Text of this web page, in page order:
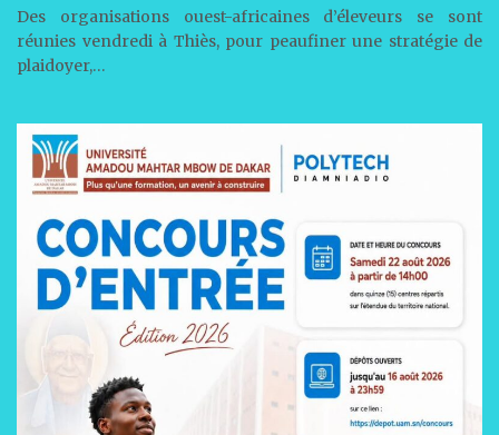
Des organisations ouest-africaines d’éleveurs se sont
réunies vendredi à Thiès, pour peaufiner une stratégie de
plaidoyer,…